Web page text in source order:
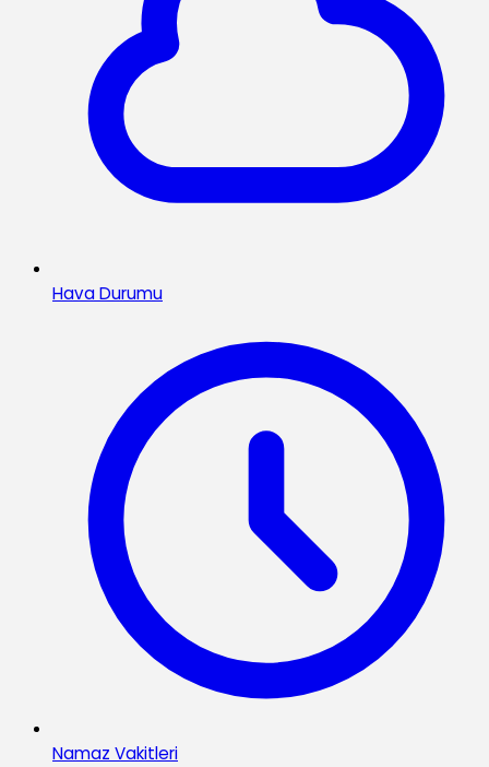
Hava Durumu
Namaz Vakitleri